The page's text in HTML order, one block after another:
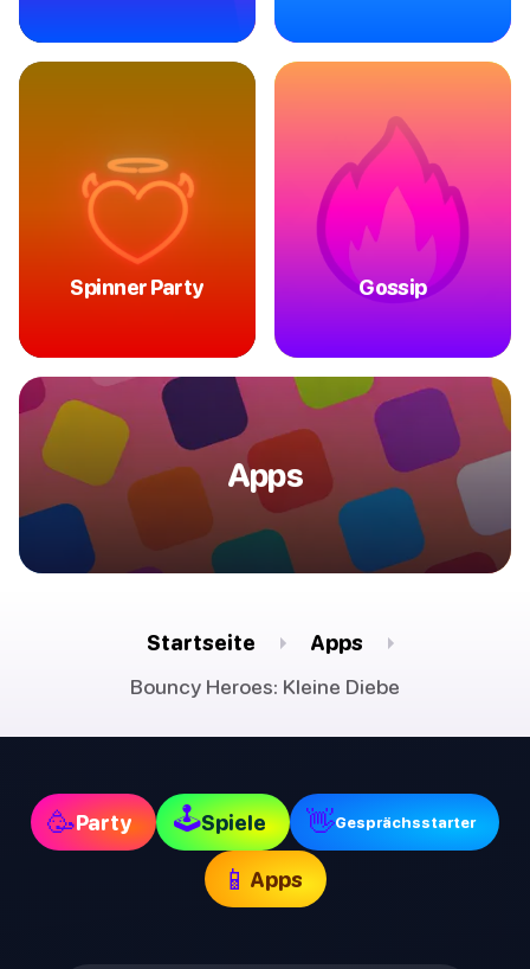
Spinner Party Gossip
Apps
Startseite
Apps
Bouncy Heroes: Kleine Diebe
🥳Party 🕹Spiele 👋Gesprächsstarter
📱 Apps